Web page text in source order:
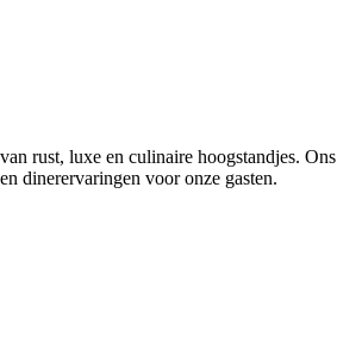
rust, luxe en culinaire hoogstandjes.
dinerervaringen voor onze gasten.